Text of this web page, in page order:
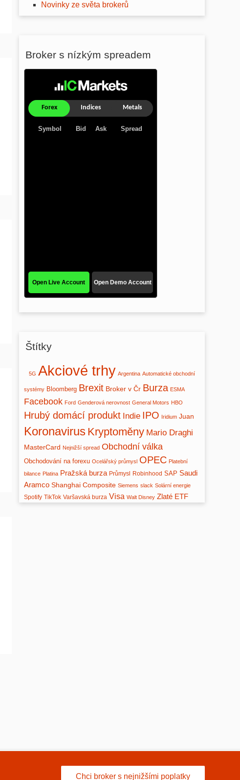
Novinky ze světa brokerů
Broker s nízkým spreadem
Štítky
5G Akciové trhy Argentina Automatické obchodní
systémy Bloomberg Brexit Broker v Čr Burza ESMA
Facebook Ford Genderová nerovnost General Motors HBO
Hrubý domácí produkt Indie IPO Iridium Juan
Koronavirus Kryptoměny Mario Draghi
MasterCard Nejnižší spread Obchodní válka
Obchodování na forexu Ocelářský průmysl OPEC Platební
bilance Platina Pražská burza Průmysl Robinhood SAP Saudi
Aramco Shanghai Composite Siemens slack Solární energie
Spotify TikTok Varšavská burza Visa Walt Disney Zlaté ETF
Chci broker s nejnižšími poplatky